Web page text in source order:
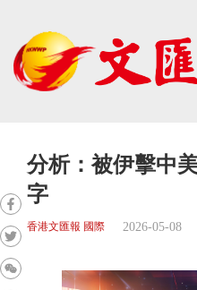
分析：被伊擊中
字
香港文匯報 國際 2026-05-08